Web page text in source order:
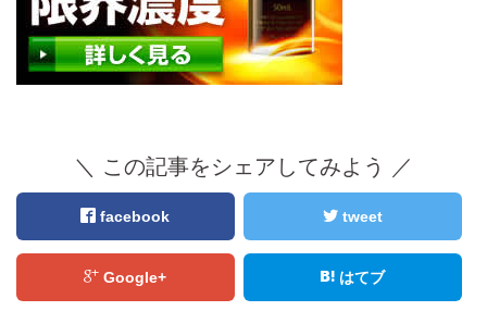
＼ この記事をシェアしてみよう ／
facebook tweet
Google+ はてブ